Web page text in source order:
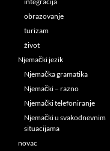
obrazovanje
turizam
život
Njemački jezik
Njemačka gramatika
Njemački – razno
Njemački telefoniranje
Njemački u svakodnevnim
situacijama
novac